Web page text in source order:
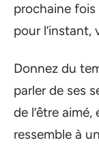
prochaine fois
pour l’instant,
Donnez du
parler de ses
de l’être
ressemble à